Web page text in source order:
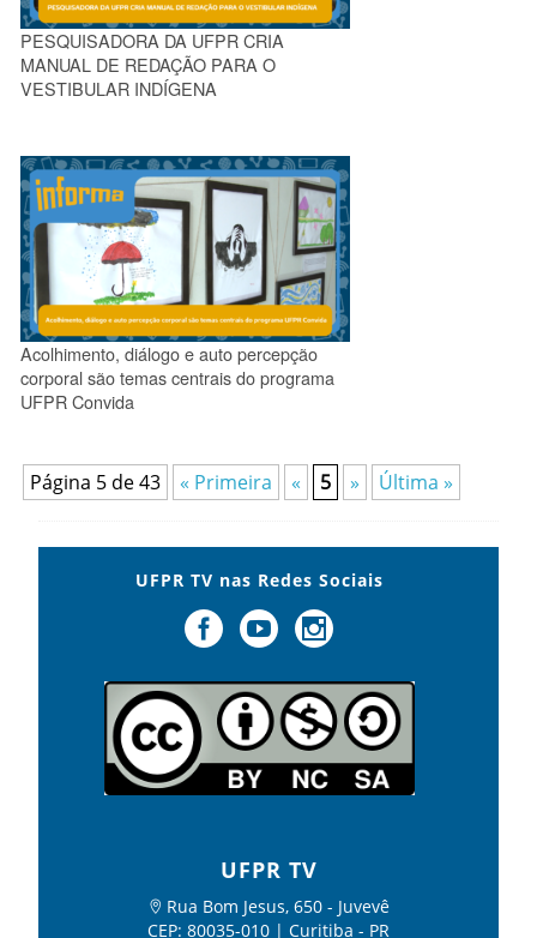
PESQUISADORA DA UFPR CRIA
MANUAL DE REDAÇÃO PARA O
VESTIBULAR INDÍGENA
Acolhimento, diálogo e auto percepção
corporal são temas centrais do programa
UFPR Convida
Página 5 de 43 « Primeira « 5 » Última »
UFPR TV nas Redes Sociais
UFPR TV
Rua Bom Jesus, 650 - Juvevê
CEP: 80035-010 | Curitiba - PR